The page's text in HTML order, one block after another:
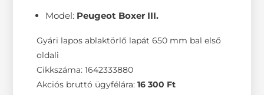
Model: Peugeot Boxer III.
Gyári lapos ablaktörlő lapát 650 mm bal első
oldali
Cikkszáma: 1642333880
Akciós bruttó ügyfélára:16 300 Ft